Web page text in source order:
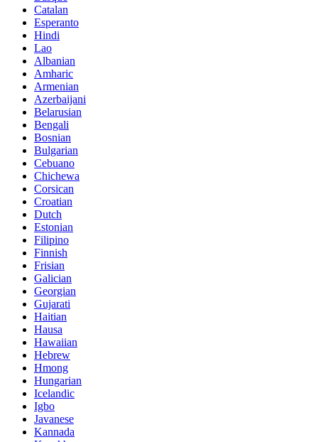
Catalan
Esperanto
Hindi
Lao
Albanian
Amharic
Armenian
Azerbaijani
Belarusian
Bengali
Bosnian
Bulgarian
Cebuano
Chichewa
Corsican
Croatian
Dutch
Estonian
Filipino
Finnish
Frisian
Galician
Georgian
Gujarati
Haitian
Hausa
Hawaiian
Hebrew
Hmong
Hungarian
Icelandic
Igbo
Javanese
Kannada